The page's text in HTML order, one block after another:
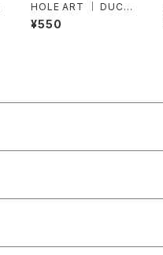
HOLE ART ｜ DUCK
YOU｜活版印刷
¥550